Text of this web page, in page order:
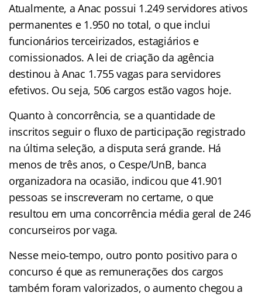
Atualmente, a Anac possui 1.249 servidores ativos
permanentes e 1.950 no total, o que inclui
funcionários terceirizados, estagiários e
comissionados. A lei de criação da agência
destinou à Anac 1.755 vagas para servidores
efetivos. Ou seja, 506 cargos estão vagos hoje.
Quanto à concorrência, se a quantidade de
inscritos seguir o fluxo de participação registrado
na última seleção, a disputa será grande. Há
menos de três anos, o Cespe/UnB, banca
organizadora na ocasião, indicou que 41.901
pessoas se inscreveram no certame, o que
resultou em uma concorrência média geral de 246
concurseiros por vaga.
Nesse meio-tempo, outro ponto positivo para o
concurso é que as remunerações dos cargos
também foram valorizados, o aumento chegou a